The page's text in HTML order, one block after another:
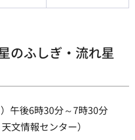
のふしぎ・流れ星
午後6時30分～7時30分
文情報センター）